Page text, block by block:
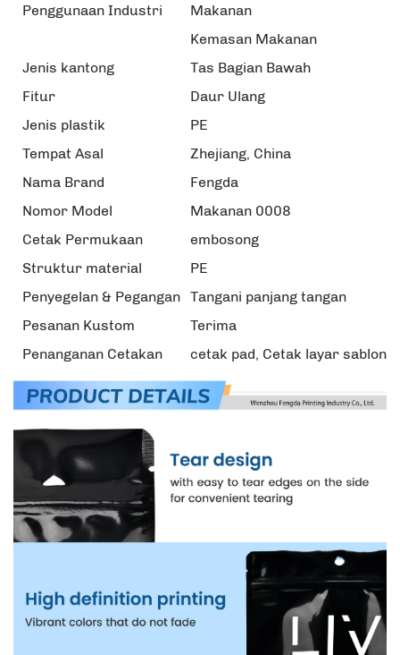
Penggunaan Industri
Makanan
Kemasan Makanan
Jenis kantong
Tas Bagian Bawah
Fitur
Daur Ulang
Jenis plastik
PE
Tempat Asal
Zhejiang, China
Nama Brand
Fengda
Nomor Model
Makanan 0008
Cetak Permukaan
embosong
Struktur material
PE
Penyegelan & Pegangan Tangani panjang tangan
Pesanan Kustom
Terima
Penanganan Cetakan
cetak pad, Cetak layar sablon